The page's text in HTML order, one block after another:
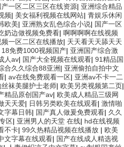
产一区二区三区在线资源| 亚洲综合精品
频| 美女福利视频在线网站| 青娱乐休闲
欧美| 亚洲熟女乱色综合小说| 国产一区
奶边做视频免费看| 啊啊啊啊在线视频
频一区二区在线播放| 天天看天天舔天天
18免费1000视频国产| 亚洲国产综合激
人av| 国产大全视频在线观看| 91精品国
合久久综合88亚洲| 亚洲偷拍自拍中文
| av在线免费观看一区| 亚洲av不卡一二
丝袜美腿护士老师| 欧美另类视频第二页|
精品原创国产av| 欧美成人精品三级网
天天爱| 日韩另类欧美在线观看| 激情啪
字幕日韩| 国产真人做爰免费观看| 久久
区| 亚洲男人的天堂 在线| hd在线视频
不卡| 99久热精品视频在线播放 | 欧美
文字幕在线观看| 国产在线成人精选视